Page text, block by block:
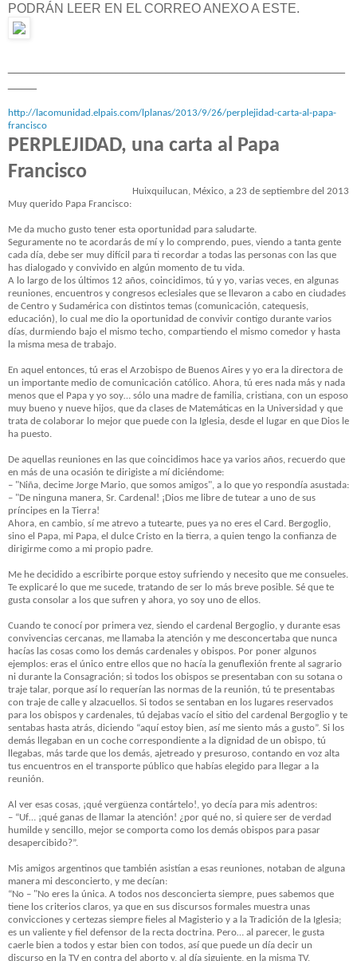
PODRÁN LEER EN EL CORREO ANEXO A ESTE.
http://lacomunidad.elpais.com/ lplanas/2013/9/26/perplejidad-carta-al-papa-
francisco
PERPLEJIDAD, una carta al Papa
Francisco
Huixquilucan, México, a 23 de septiembre del 2013
Muy querido Papa Francisco:
Me da mucho gusto tener esta oportunidad para saludarte.
Seguramente no te acordarás de mí y lo comprendo, pues, viendo a tanta gente
cada día, debe ser muy difícil para ti recordar a todas las personas con las que
has dialogado y convivido en algún momento de tu vida.
A lo largo de los últimos 12 años, coincidimos, tú y yo, varias veces, en algunas
reuniones, encuentros y congresos eclesiales que se llevaron a cabo en ciudades
de Centro y Sudamérica con distintos temas (comunicación, catequesis,
educación), lo cual me dio la oportunidad de convivir contigo durante varios
días, durmiendo bajo el mismo techo, compartiendo el mismo comedor y hasta
la misma mesa de trabajo.
En aquel entonces, tú eras el Arzobispo de Buenos Aires y yo era la directora de
un importante medio de comunicación católico. Ahora, tú eres nada más y nada
menos que el Papa y yo soy… sólo una madre de familia, cristiana, con un esposo
muy bueno y nueve hijos, que da clases de Matemáticas en la Universidad y que
trata de colaborar lo mejor que puede con la Iglesia, desde el lugar en que Dios le
ha puesto.
De aquellas reuniones en las que coincidimos hace ya varios años, recuerdo que
en más de una ocasión te dirigiste a mí diciéndome:
– "Niña, decime Jorge Mario, que somos amigos", a lo que yo respondía asustada:
– "De ninguna manera, Sr. Cardenal! ¡Dios me libre de tutear a uno de sus
príncipes en la Tierra!
Ahora, en cambio, sí me atrevo a tutearte, pues ya no eres el Card. Bergoglio,
sino el Papa, mi Papa, el dulce Cristo en la tierra, a quien tengo la confianza de
dirigirme como a mi propio padre.
Me he decidido a escribirte porque estoy sufriendo y necesito que me consueles.
Te explicaré lo que me sucede, tratando de ser lo más breve posible. Sé que te
gusta consolar a los que sufren y ahora, yo soy uno de ellos.
Cuando te conocí por primera vez, siendo el cardenal Bergoglio, y durante esas
convivencias cercanas, me llamaba la atención y me desconcertaba que nunca
hacías las cosas como los demás cardenales y obispos. Por poner algunos
ejemplos: eras el único entre ellos que no hacía la genuflexión frente al sagrario
ni durante la Consagración; si todos los obispos se presentaban con su sotana o
traje talar, porque así lo requerían las normas de la reunión, tú te presentabas
con traje de calle y alzacuellos. Si todos se sentaban en los lugares reservados
para los obispos y cardenales, tú dejabas vacío el sitio del cardenal Bergoglio y te
sentabas hasta atrás, diciendo “aquí estoy bien, así me siento más a gusto”. Si los
demás llegaban en un coche correspondiente a la dignidad de un obispo, tú
llegabas, más tarde que los demás, ajetreado y presuroso, contando en voz alta
tus encuentros en el transporte público que habías elegido para llegar a la
reunión.
Al ver esas cosas, ¡qué vergüenza contártelo!, yo decía para mis adentros:
– “Uf… ¡qué ganas de llamar la atención! ¿por qué no, si quiere ser de verdad
humilde y sencillo, mejor se comporta como los demás obispos para pasar
desapercibido?”.
Mis amigos argentinos que también asistían a esas reuniones, notaban de alguna
manera mi desconcierto, y me decían:
“No – "No eres la única. A todos nos desconcierta siempre, pues sabemos que
tiene los criterios claros, ya que en sus discursos formales muestra unas
convicciones y certezas siempre fieles al Magisterio y a la Tradición de la Iglesia;
es un valiente y fiel defensor de la recta doctrina. Pero… al parecer, le gusta
caerle bien a todos y estar bien con todos, así que puede un día decir un
discurso en la TV en contra del aborto y, al día siguiente, en la misma TV,